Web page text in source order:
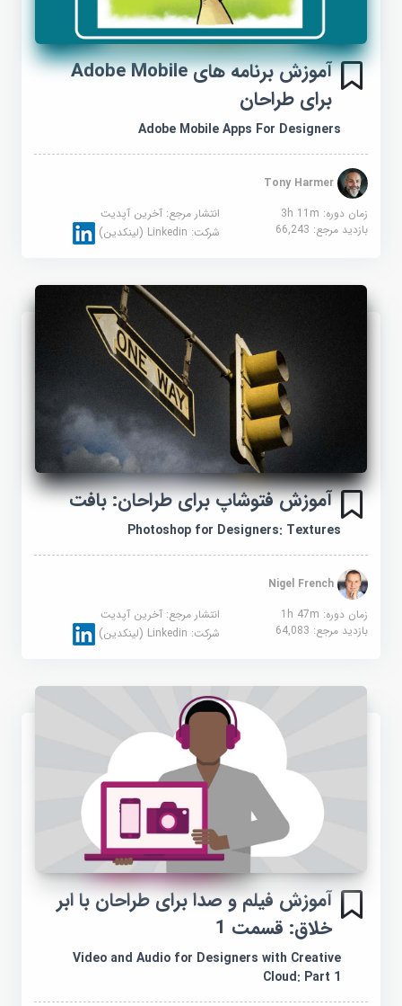
آموزش برنامه های Adobe Mobile
برای طراحان
Adobe Mobile Apps For Designers
Tony Harmer
زمان دوره: 3h 11m
انتشار مرجع:آخرین آپدیت
بازدید مرجع:66,243 شرکت:Linkedin (لینکدین)
آموزش فتوشاپ برای طراحان: بافت
Photoshop for Designers: Textures
Nigel French
زمان دوره: 1h 47m
انتشار مرجع:آخرین آپدیت
بازدید مرجع:64,083 شرکت:Linkedin (لینکدین)
آموزش فیلم و صدا برای طراحان با ابر
خلاق: قسمت 1
Video and Audio for Designers with Creative
Cloud: Part 1